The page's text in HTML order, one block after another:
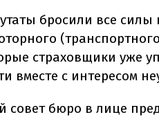
бросили все
страховщики уже
вместе с интересом
бюро в лице